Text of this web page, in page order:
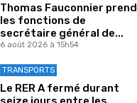
Thomas Fauconnier prend
les fonctions de
secrétaire général de...
6 août 2026 à 15h54
TRANSPORTS
Le RER A fermé durant